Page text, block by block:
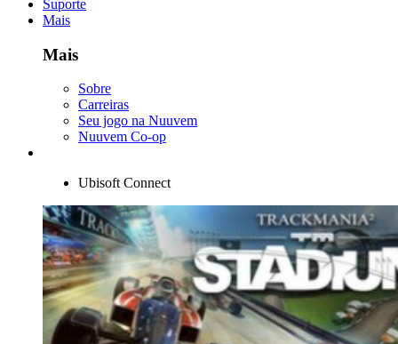
Suporte
Mais
Mais
Sobre
Carreiras
Seu jogo na Nuuvem
Nuuvem Co-op
Ubisoft Connect